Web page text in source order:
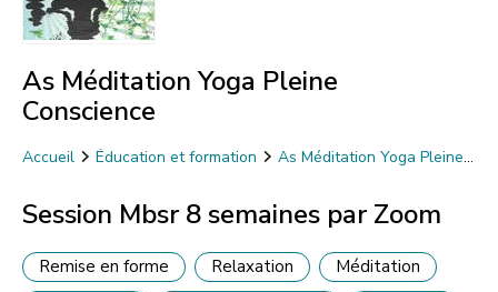
As Méditation Yoga Pleine
Conscience
Accueil Éducation et formation
As Méditation Yoga Pleine
Session Mbsr 8 semaines par Zoom
Remise en forme Relaxation
Méditation